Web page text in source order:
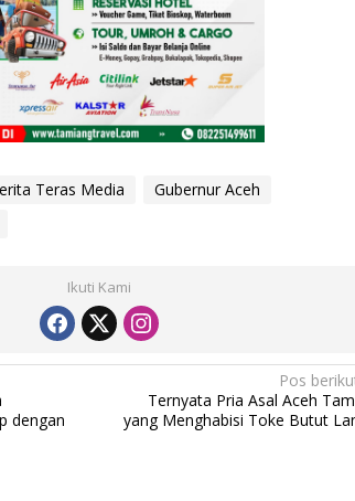
Teras Media
Gubernur Aceh
Ikuti Kami
dengan
Pos
Ternyata Pria Asal Aceh
yang Menghabisi Toke Butut